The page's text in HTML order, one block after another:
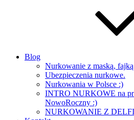
Blog
Nurkowanie z maską,
Ubezpieczenia nurkowe.
Nurkowania w Polsce :)
INTRO NURKOWE na
NowoRoczny :)
NURKOWANIE Z